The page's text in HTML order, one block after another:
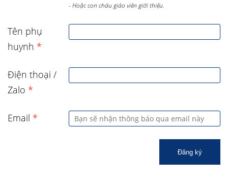
- Hoặc con cháu giáo viên giới thiệu.
Tên phụ
huynh *
Điện thoại /
Zalo *
Email *
Đăng ký